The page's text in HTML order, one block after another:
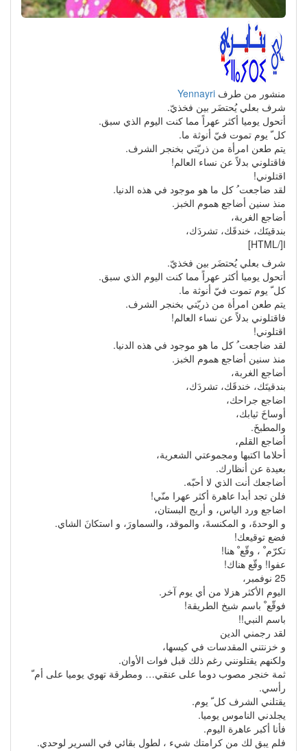
منشور من طرفYennayri
شرف بعلي يُحتضَر بين فخذيّ.
أتحول يوميا أكثر عهراً مما كنت اليوم الذي سبق.
كل ّ يوم تموت فيّ أنوثة ما.
يتم طعن امرأة من ذريّتي بخنجر الشرف.
فاقتلوني بدلاً عن نساء العالم!
اقتلوني!
لقد ضاجعت ُ كل ما هو موجود في هذه الدنيا.
منذ سنين أضاجع هموم الخبز.
أضاجع الغربة،
بندقيتَك، خندقَك، تشردَك،
شرف بعلي يُحتضَر بين فخذيّ.
أتحول يوميا أكثر عهراً مما كنت اليوم الذي سبق.
كل ّ يوم تموت فيّ أنوثة ما.
يتم طعن امرأة من ذريّتي بخنجر الشرف.
فاقتلوني بدلاً عن نساء العالم!
اقتلوني!
لقد ضاجعت ُ كل ما هو موجود في هذه الدنيا.
منذ سنين أضاجع هموم الخبز.
أضاجع الغربة،
بندقيتَك، خندقَك، تشردَك،
اضاجع جراحك،
أوساخَ ثيابك،
والمطبخَ.
أضاجع القلم،
أحلاما اكتبها ومجموعتي الشعرية،
بعيدة عن أنظارك.
أضاجعك أنت الذي لا أحبّه.
فلن تجد أبدا عاهرة أكثر عهرا منّي!
اضاجع ورد الياس، و أريج البستان،
و الوحدةَ، و المكنسةَ، والموقد، والسماورَ، و استكانَ الشاي.
فضع توقيعك!
تكرّم ْ ، وقّع ْ هنا!
عفوا! وقّع هناك!
25 نوفمبر،
اليوم الأكثر هزلا من أي يوم آخر.
فوقّع ْ باسم شيخ الطريقة!
باسم النبي!!
لقد رجمني الدين
و خزنتني المقدسات في كيسها،
ولكنهم يقتلونني رغم ذلك قبل فوات الأوان.
ثمة خنجر مصوب دوما على عنقي… ومطرقة تهوي يوميا على أم ّ
رأسي.
يقتلني الشرف كل ّ يوم.
يجلدني الناموس يوميا.
فأنا أكبر عاهرة اليوم.
فلم يبق لك من كرامتك شيء ، لطول بقائي في السرير لوحدي.